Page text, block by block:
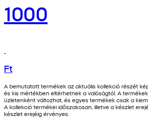
1000
Ft
A bemutatott termékek az aktuális kollekció részét
és kis mértékben eltérhetnek a valóságtól. A
üzletenként változhat, és egyes termékek csak a
A kollekció termékei időszakosan, illetve a készlet
készlet erejéig érvényes.